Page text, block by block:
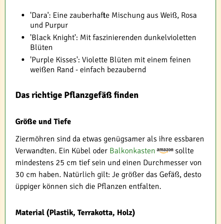
'Dara': Eine zauberhafte Mischung aus Weiß, Rosa
und Purpur
'Black Knight': Mit faszinierenden dunkelvioletten
Blüten
'Purple Kisses': Violette Blüten mit einem feinen
weißen Rand - einfach bezaubernd
Das richtige Pflanzgefäß finden
Größe und Tiefe
Ziermöhren sind da etwas genügsamer als ihre essbaren
Verwandten. Ein Kübel oder Balkonkasten
sollte
mindestens 25 cm tief sein und einen Durchmesser von
30 cm haben. Natürlich gilt: Je größer das Gefäß, desto
üppiger können sich die Pflanzen entfalten.
Material (Plastik, Terrakotta, Holz)